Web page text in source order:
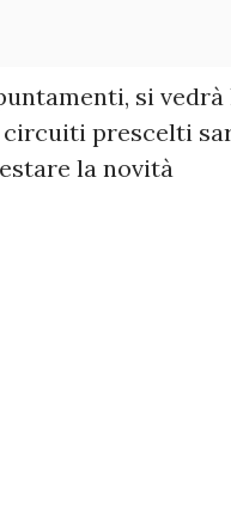
si vedrà
prescelti
la novità